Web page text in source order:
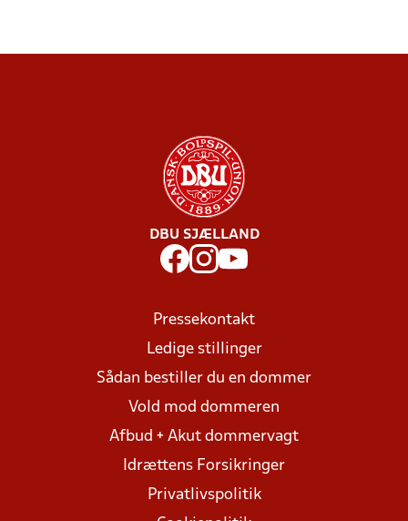
DBU SJÆLLAND
Pressekontakt
Ledige stillinger
Sådan bestiller du en dommer
Vold mod dommeren
Afbud + Akut dommervagt
Idrættens Forsikringer
Privatlivspolitik